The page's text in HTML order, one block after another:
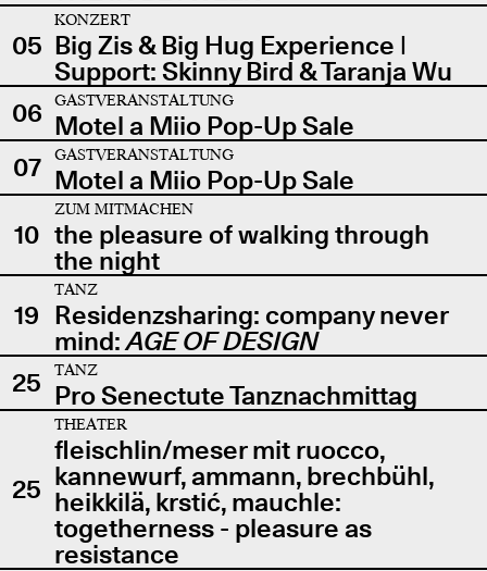
05
KONZERT
Big Zis & Big Hug Experience |
Support: Skinny Bird & Taranja Wu
06
GASTVERANSTALTUNG
Motel a Miio Pop-Up Sale
07
GASTVERANSTALTUNG
Motel a Miio Pop-Up Sale
10
ZUM MITMACHEN
the pleasure of walking through
the night
19
TANZ
Residenzsharing: company never
mind:AGE OF DESIGN
25
TANZ
Pro Senectute Tanznachmittag
25
THEATER
fleischlin/meser mit ruocco,
kannewurf, ammann, brechbühl,
heikkilä, krstić, mauchle:
togetherness - pleasure as
resistance